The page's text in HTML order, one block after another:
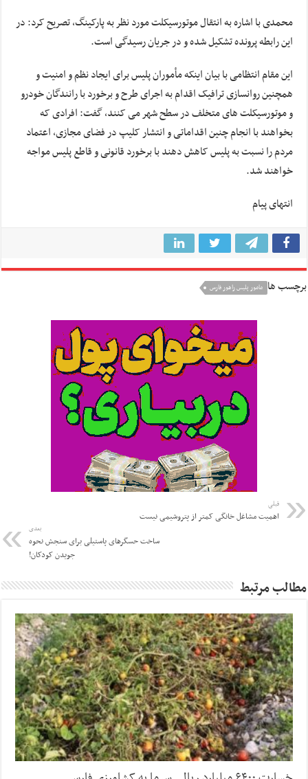
محمدی با اشاره به انتقال موتورسیکلت مورد نظر به پارکینگ، تصریح کرد: در
این رابطه پرونده تشکیل شده و در جریان رسیدگی است.
این مقام انتظامی با بیان اینکه مأموران پلیس برای ایجاد نظم و امنیت و
همچنین روانسازی ترافیک اقدام به اجرای طرح و برخورد با رانندگان خودرو
و موتورسیکلت های متخلف در سطح شهر می کنند، گفت: افرادی که
بخواهند با انجام چنین اقداماتی و انتشار کلیپ در فضای مجازی، اعتماد
مردم را نسبت به پلیس کاهش دهند با برخورد قانونی و قاطع پلیس مواجه
خواهند شد.
انتهای پیام
برچسب ها مامور پلیس راهور فارس
قبلی
اهمیت مشاغل خانگی کمتر از پتروشیمی نیست
بعدی
ساخت حسگرهای پاستیلی برای سنجش نحوه
جویدن کودکان!
مطالب مرتبط